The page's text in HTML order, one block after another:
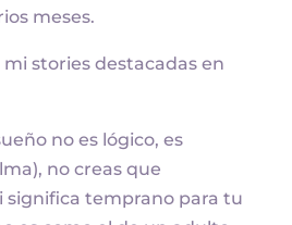
meses.
mi stories destacadas en
no es lógico, es
no creas que
significa temprano para tu